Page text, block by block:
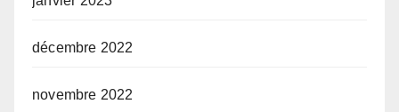
décembre 2022
novembre 2022